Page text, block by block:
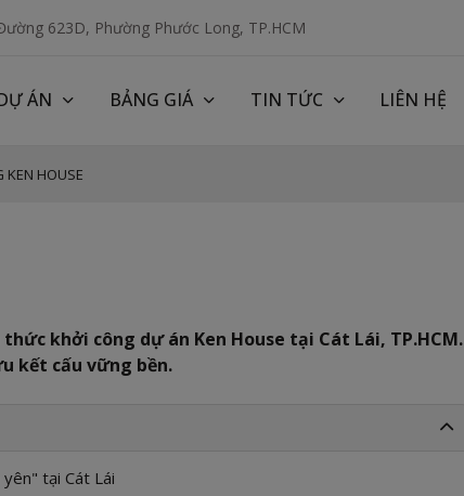
623D, Phường Phước Long, TP.HCM
ÁN BẢNG GIÁ TIN TỨC LIÊN HỆ
KEN HOUSE
khởi công dự án Ken House tại Cát Lái, TP.HCM.
kết cấu vững bền.
tại Cát Lái